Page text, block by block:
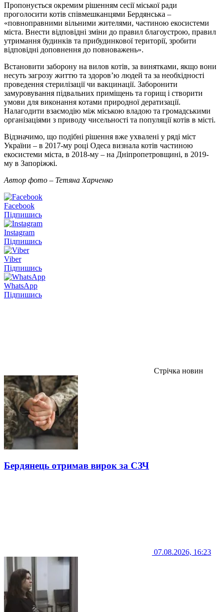
Пропонується окремим рішенням сесії міської ради
проголосити котів співмешканцями Бердянська –
«повноправними вільними жителями, частиною екосистеми
міста. Внести відповідні зміни до правил благоустрою, правил
утримання будинків та прибудинкової території, зробити
відповідні доповнення до повноважень».
Встановити заборону на вилов котів, за винятками, якщо вони
несуть загрозу життю та здоров’ю людей та за необхідності
проведення стерилізації чи вакцинації. Заборонити
замуровування підвальних приміщень та горищ і створити
умови для виконання котами природної дератизації.
Налагодити взаємодію між міською владою та громадськими
організаціями з приводу чисельності та популяції котів в місті.
Відзначимо, що подібні рішення вже ухвалені у ряді міст
України – в 2017-му році Одеса визнала котів частиною
екосистеми міста, в 2018-му – на Дніпропетровщині, в 2019-
му в Запоріжжі.
Автор фото – Тетяна Харченко
Facebook
Підпишись
Instagram
Підпишись
Viber
Підпишись
WhatsApp
Підпишись
Стрічка новин
Бердянець отримав вирок за СЗЧ
07.08.2026, 16:23